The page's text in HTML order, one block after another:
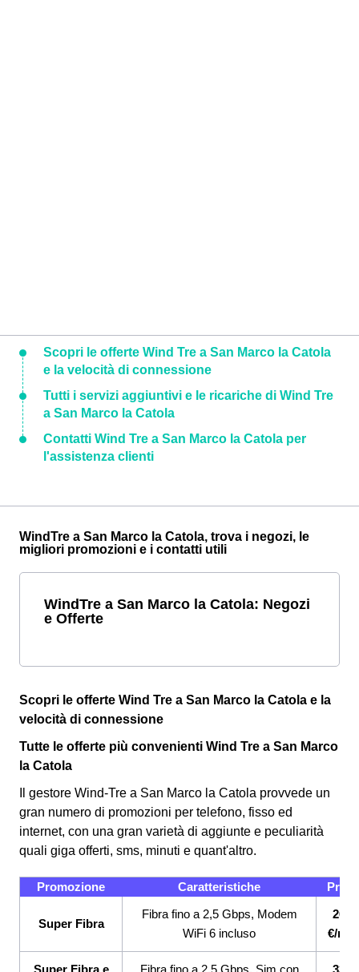
Scopri le offerte Wind Tre a San Marco la Catola
e la velocità di connessione
Tutti i servizi aggiuntivi e le ricariche di Wind Tre
a San Marco la Catola
Contatti Wind Tre a San Marco la Catola per
l'assistenza clienti
WindTre a San Marco la Catola, trova i negozi, le
migliori promozioni e i contatti utili
WindTre a San Marco la Catola: Negozi
e Offerte
Scopri le offerte Wind Tre a San Marco la Catola e la
velocità di connessione
Tutte le offerte più convenienti Wind Tre a San Marco
la Catola
Il gestore Wind-Tre a San Marco la Catola provvede un
gran numero di promozioni per telefono, fisso ed
internet, con una gran varietà di aggiunte e peculiarità
quali giga offerti, sms, minuti e quant'altro.
Promozione Caratteristiche
Super Fibra
Fibra fino a 2,5 Gbps, Modem
WiFi 6 incluso
€/